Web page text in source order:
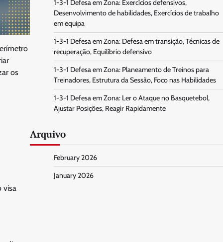
os
visa
1-3-1 Defesa em Zona: Exercícios defensivos,
Desenvolvimento de habilidades, Exercícios de trabalho
em equipa
1-3-1 Defesa em Zona: Defesa em transição, Técnicas de
recuperação, Equilíbrio defensivo
1-3-1 Defesa em Zona: Planeamento de Treinos para
Treinadores, Estrutura da Sessão, Foco nas Habilidades
1-3-1 Defesa em Zona: Ler o Ataque no Basquetebol,
Ajustar Posições, Reagir Rapidamente
Arquivo
February 2026
January 2026